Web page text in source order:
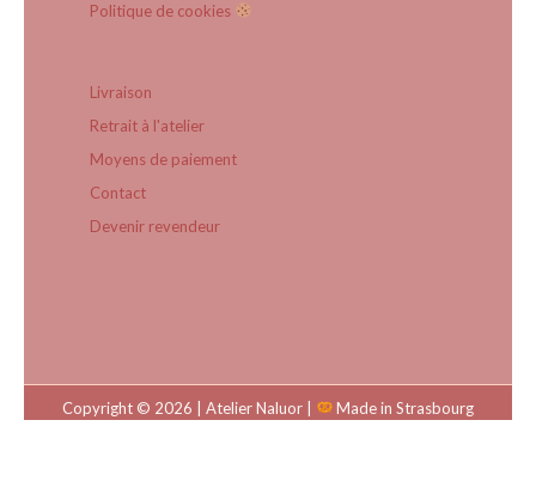
Politique de cookies
Livraison
Retrait à l'atelier
Moyens de paiement
Contact
Devenir revendeur
Copyright © 2026 | Atelier Naluor | Made in Strasbourg